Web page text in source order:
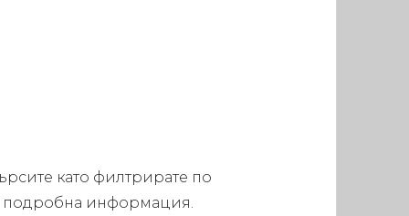
като филтрирате по
подробна информация.